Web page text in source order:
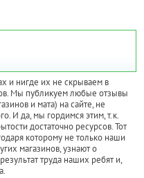
и нигде их не скрываем в
Мы публикуем любые отзывы
и мата) на сайте, не
И да, мы гордимся этим, т.к.
достаточно ресурсов. Тот
которому не только наши
магазинов, узнают о
труда наших ребят и,